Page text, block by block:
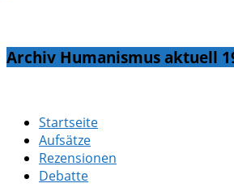
Archiv Humanismus aktuell
Startseite
Aufsätze
Rezensionen
Debatte